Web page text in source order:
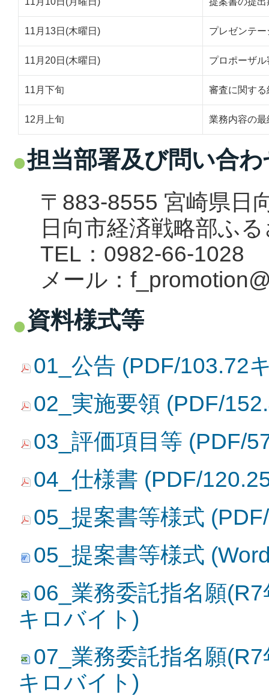
11月13日(木曜日) プレゼンテ
11月20日(木曜日) プロポーザ
11月下旬 審査に関す
12月上旬 業務内容の
担当部署及び問い合
〒883-8555 宮崎県日
日向市経済戦略部ふ
TEL：0982-66-1028
メール：
資料様式等
01_公告 (PDF/103.72
02_実施要領 (PDF/
03_評価項目等 (PDF/
04_仕様書 (PDF/
05_提案書等様式
05_提案書等様式
06_業務委託指名願
キロバイト)
07_業務委託指名願
キロバイト)